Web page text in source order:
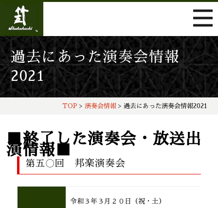
過去にあった演奏会情報
2021
TOP > 演奏会情報> 過去にあった演奏会情報2021
■終了した演奏会・放送出
演情報■
第五〇回 邦楽演奏会
令和３年３月２０日（祝・土）